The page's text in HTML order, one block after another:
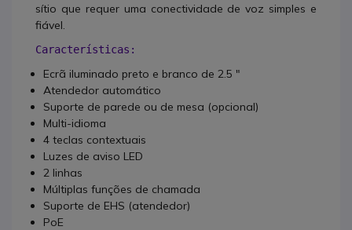
sítio que requer uma conectividade de voz simples e
fiável.
Características:
Ecrã iluminado preto e branco de 2.5 "
Atendedor automático
Suporte de parede ou de mesa (opcional)
Multi-idioma
4 teclas contextuais
Luzes de aviso LED
2 linhas
Múltiplas funções de chamada
Suporte de EHS (atendedor)
PoE